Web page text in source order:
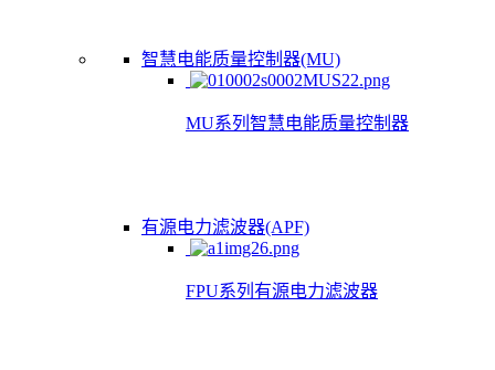
智慧电能质量控制器(MU)
MU系列智慧电能质量控制器
有源电力滤波器(APF)
FPU系列有源电力滤波器